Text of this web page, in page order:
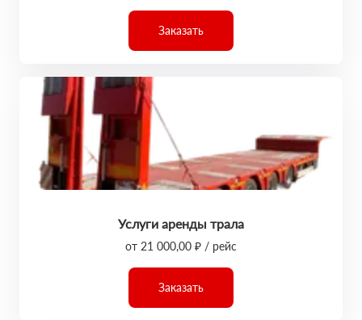
Заказать
Услуги аренды трала
от 21 000,00 ₽ / рейс
Заказать